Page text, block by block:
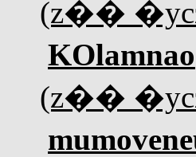
(z��
KOlamnao
(z��